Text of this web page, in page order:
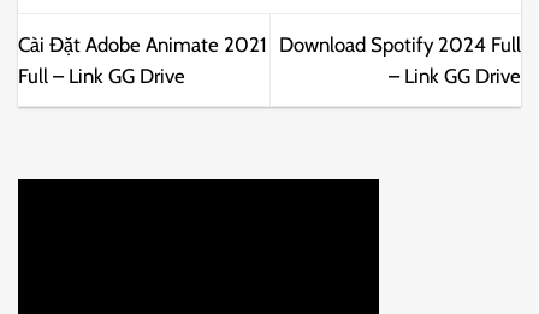
Cài Đặt Adobe Animate 2021
Full – Link GG Drive
Download Spotify 2024 Full
– Link GG Drive